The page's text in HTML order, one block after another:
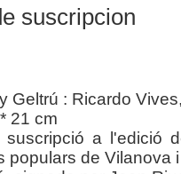
suscripcion
Geltrú : Ricardo
21 cm
suscripció a l'edició
populars de Vilanova